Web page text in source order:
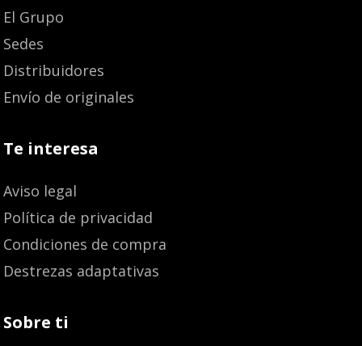
El Grupo
Sedes
Distribuidores
Envío de originales
Te interesa
Aviso legal
Política de privacidad
Condiciones de compra
Destrezas adaptativas
Sobre ti